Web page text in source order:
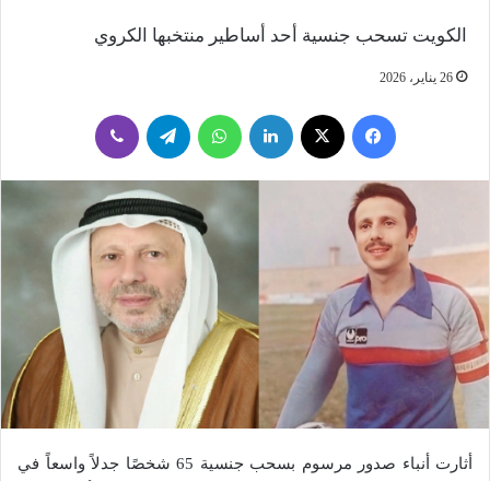
الكويت تسحب جنسية أحد أساطير منتخبها الكروي
26 يناير، 2026
فيسبوك لينكدإن واتساب تيلقرام
أثارت أنباء صدور مرسوم بسحب جنسية 65 شخصًا جدلاً واسعاً في